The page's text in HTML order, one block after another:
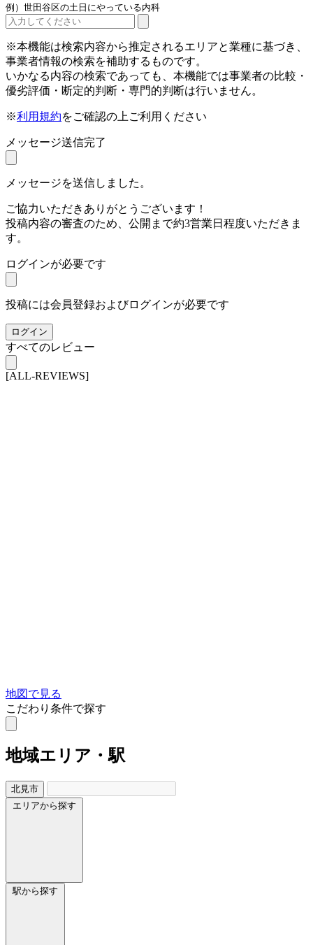
例）世田谷区の土日にやっている内科
※本機能は検索内容から推定されるエリアと業種に基づき、
事業者情報の検索を補助するものです。
いかなる内容の検索であっても、本機能では事業者の比較・
優劣評価・断定的判断・専門的判断は行いません。
※利用規約をご確認の上ご利用ください
メッセージ送信完了
メッセージを送信しました。
ご協力いただきありがとうございます！
投稿内容の審査のため、公開まで約3営業日程度いただきま
す。
ログインが必要です
投稿には会員登録およびログインが必要です
ログイン
すべてのレビュー
[ALL-REVIEWS]
地図で見る
こだわり条件で探す
地域エリア・駅
北見市
エリアから探す
駅から探す